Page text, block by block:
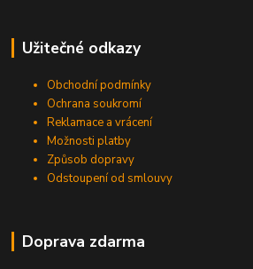
Užitečné odkazy
Obchodní podmínky
Ochrana soukromí
Reklamace a vrácení
Možnosti platby
Způsob dopravy
Odstoupení od smlouvy
Doprava zdarma